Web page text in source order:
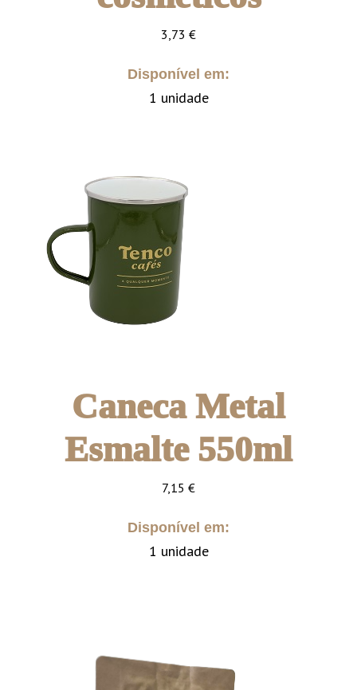
3,73 €
Disponível em:
1 unidade
Caneca Metal
Esmalte 550ml
7,15 €
Disponível em:
1 unidade